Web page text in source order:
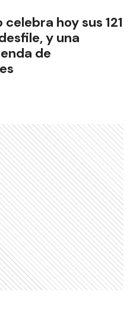
celebra hoy sus 121
y una
de